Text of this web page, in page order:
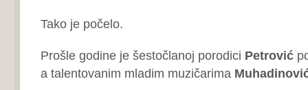
Tako je počelo.
Prošle godine je šestočlanoj porodici Petrović
a talentovanim mladim muzičarima